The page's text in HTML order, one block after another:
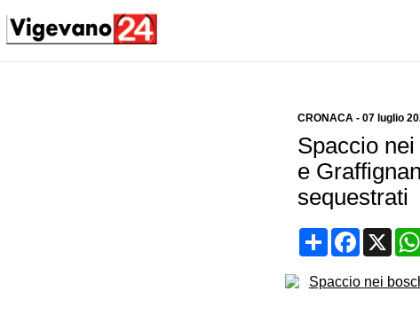
CRONACA- 07 luglio
Spaccio
e
sequestrati
CondividiFacebook
X